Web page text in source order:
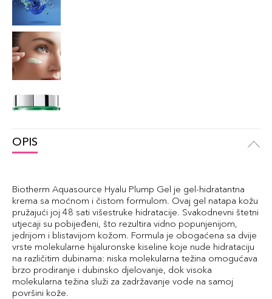
OPIS
Biotherm Aquasource Hyalu Plump Gel je gel-hidratantna
krema sa moćnom i čistom formulom. Ovaj gel natapa kožu
pružajući joj 48 sati višestruke hidratacije. Svakodnevni štetni
utjecaji su pobijeđeni, što rezultira vidno popunjenijom,
jedrijom i blistavijom kožom. Formula je obogaćena sa dvije
vrste molekularne hijaluronske kiseline koje nude hidrataciju
na različitim dubinama: niska molekularna težina omogućava
brzo prodiranje i dubinsko djelovanje, dok visoka
molekularna težina služi za zadržavanje vode na samoj
površini kože.